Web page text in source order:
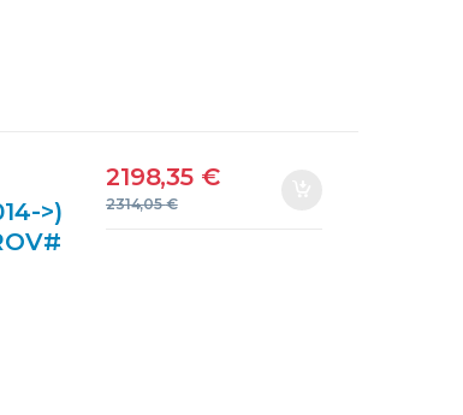
>)
2198,35 €
2314,05€